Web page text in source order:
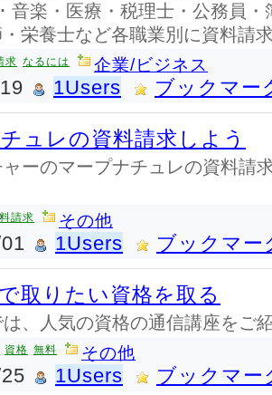
音楽・医療・税理士・公務員
栄養士など各職業別に資料請
求 なるには 企業/ビジネス
1Users ブックマー
ュレの資料請求しよう
ーのマープナチュレの資料請
請求 その他
1Users ブックマー
取りたい資格を取る
、人気の資格の通信講座をご
資格 無料 その他
1Users ブックマー